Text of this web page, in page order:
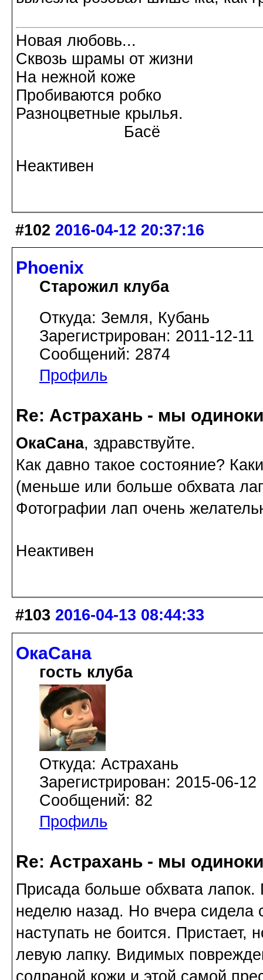
Новая любовь...
Сквозь шрамы от жизни
На нежной коже
Пробиваются робко
Разноцветные крылья.
Басё
Неактивен
#102 2016-04-12 20:37:16
Phoenix
Старожил клуба
Откуда: Земля, Кубань
Зарегистрирован: 2011-12-11
Сообщений: 2874
Профиль
Re: Астрахань - мы
ОкаСана, здравствуйте.
Как давно такое состояние?
(меньше или больше обхвата
Фотографии лап очень
Неактивен
#103 2016-04-13 08:44:33
ОкаСана
гость клуба
Откуда: Астрахань
Зарегистрирован: 2015-06-12
Сообщений: 82
Профиль
Re: Астрахань - мы
Присада больше обхвата лапок.
неделю назад. Но вчера сидела
наступать не боится. Пристает,
левую лапку. Видимых
содраной кожи и этой самой